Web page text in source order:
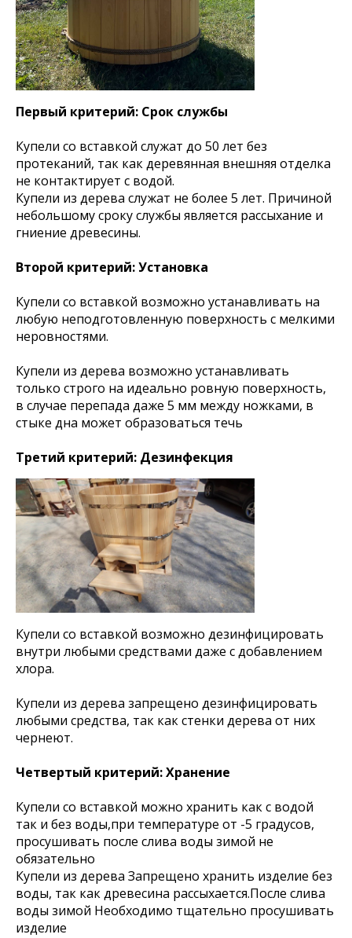
Первый критерий: Срок службы
Купели со вставкой служат до 50 лет без
протеканий, так как деревянная внешняя отделка
не контактирует с водой.
Купели из дерева служат не более 5 лет. Причиной
небольшому сроку службы является рассыхание и
гниение древесины.
Второй критерий: Установка
Купели со вставкой возможно устанавливать на
любую неподготовленную поверхность с мелкими
неровностями.
Купели из дерева возможно устанавливать
только строго на идеально ровную поверхность,
в случае перепада даже 5 мм между ножками, в
стыке дна может образоваться течь
Третий критерий: Дезинфекция
Купели со вставкой возможно дезинфицировать
внутри любыми средствами даже с добавлением
хлора.
Купели из дерева запрещено дезинфицировать
любыми средства, так как стенки дерева от них
чернеют.
Четвертый критерий: Хранение
Купели со вставкой можно хранить как с водой
так и без воды,при температуре от -5 градусов,
просушивать после слива воды зимой не
обязательно
Купели из дерева Запрещено хранить изделие без
воды, так как древесина рассыхается.После слива
воды зимой Необходимо тщательно просушивать
изделие